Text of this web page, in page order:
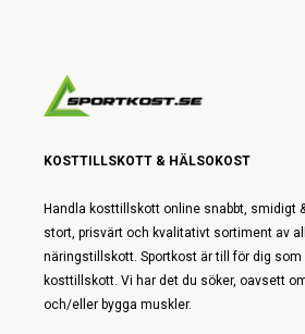
KOSTTILLSKOTT & HÄLSOKOST
Handla kosttillskott online snabbt, smidigt
stort, prisvärt och kvalitativt sortiment av
näringstillskott. Sportkost är till för dig
kosttillskott. Vi har det du söker, oavsett
och/eller bygga muskler.